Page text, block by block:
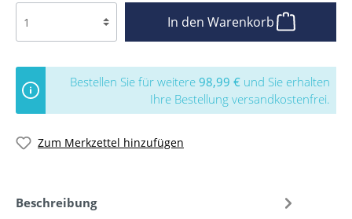
In den Warenkorb
Bestellen Sie für weitere 98,99 € und Sie erhalten
Ihre Bestellung versandkostenfrei.
Zum Merkzettel hinzufügen
Beschreibung